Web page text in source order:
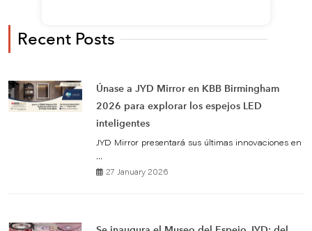
Recent Posts
Únase a JYD Mirror en KBB Birmingham
2026 para explorar los espejos LED
inteligentes
JYD Mirror presentará sus últimas innovaciones en
...
27 January 2026